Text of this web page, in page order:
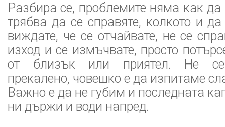
Разбира се, проблемите няма как да
трябва да се справяте, колкото и
виждате, че се отчайвате, не се
изход и се измъчвате, просто
от близък или приятел. Не се
прекалено, човешко е да изпитаме
Важно е да не губим и последната
ни държи и води напред.